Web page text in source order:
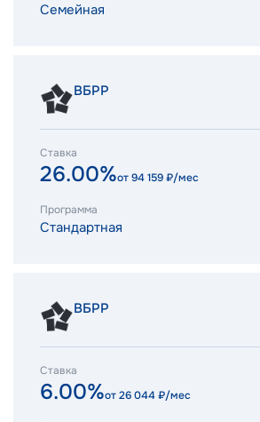
Семейная
ВБРР
Ставка
26.00%от94 159₽/мес
Программа
Стандартная
ВБРР
Ставка
6.00%от26 044₽/мес